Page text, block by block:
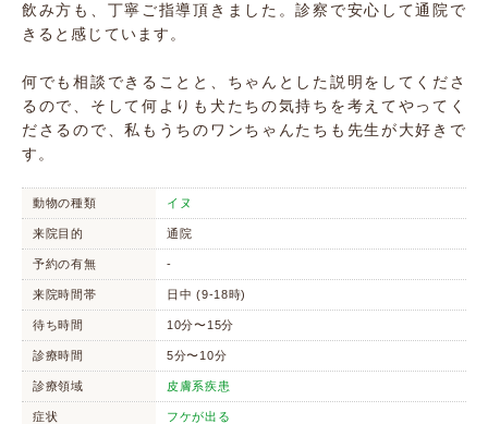
飲み方も、丁寧ご指導頂きました。診察で安心して通院で
きると感じています。
何でも相談できることと、ちゃんとした説明をしてくださ
るので、そして何よりも犬たちの気持ちを考えてやってく
ださるので、私もうちのワンちゃんたちも先生が大好きで
す。
動物の種類 イヌ
来院目的 通院
予約の有無 -
来院時間帯 日中 (9-18時)
待ち時間 10分〜15分
診療時間 5分〜10分
診療領域 皮膚系疾患
症状 フケが出る